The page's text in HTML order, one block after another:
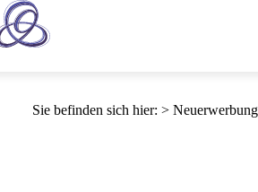
Sie befinden sich hier: